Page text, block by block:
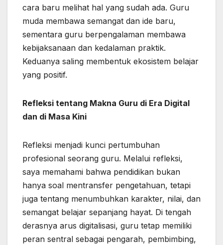
cara baru melihat hal yang sudah ada. Guru
muda membawa semangat dan ide baru,
sementara guru berpengalaman membawa
kebijaksanaan dan kedalaman praktik.
Keduanya saling membentuk ekosistem belajar
yang positif.
Refleksi tentang Makna Guru di Era Digital
dan di Masa Kini
Refleksi menjadi kunci pertumbuhan
profesional seorang guru. Melalui refleksi,
saya memahami bahwa pendidikan bukan
hanya soal mentransfer pengetahuan, tetapi
juga tentang menumbuhkan karakter, nilai, dan
semangat belajar sepanjang hayat. Di tengah
derasnya arus digitalisasi, guru tetap memiliki
peran sentral sebagai pengarah, pembimbing,